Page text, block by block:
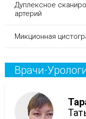
Дуплексное
артерий
Микционная
Врачи-